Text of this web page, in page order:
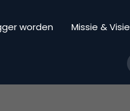
worden Missie & Visie